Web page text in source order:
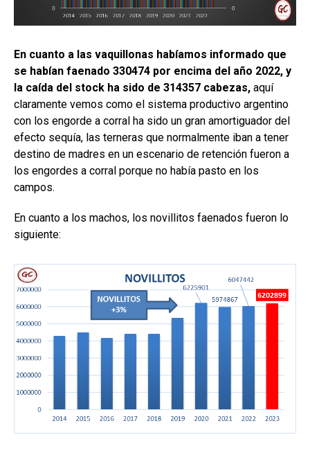
En cuanto a las vaquillonas habíamos informado que
se habían faenado 330474 por encima del año 2022, y
la caída del stock ha sido de 314357 cabezas, aquí
claramente vemos como el sistema productivo argentino
con los engorde a corral ha sido un gran amortiguador del
efecto sequía, las terneras que normalmente iban a tener
destino de madres en un escenario de retención fueron a
los engordes a corral porque no había pasto en los
campos.
En cuanto a los machos, los novillitos faenados fueron lo
siguiente: